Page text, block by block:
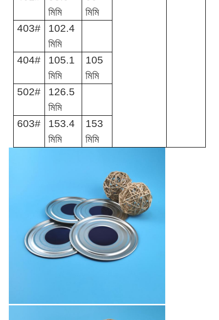
মিমি
মিমি
403#
102.4
মিমি
404#
105.1
মিমি
105
মিমি
502#
126.5
মিমি
603#
153.4
মিমি
153
মিমি